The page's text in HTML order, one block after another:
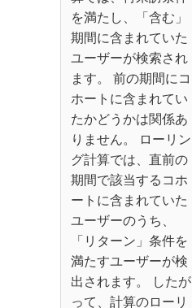
を満たし、「含む」
期間に含まれていた
ユーザーが検索され
ます。 前の期間にコ
ホートに含まれてい
たかどうかは関係あ
りません。 ローリン
グ計算では、直前の
期間で該当するコホ
ートに含まれていた
ユーザーのうち、
「リターン」条件を
満たすユーザーが検
出されます。 したが
って、計算のローリ